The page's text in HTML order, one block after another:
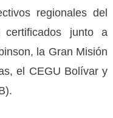
regionales del
junto a
la Gran Misión
el CEGU Bolívar y